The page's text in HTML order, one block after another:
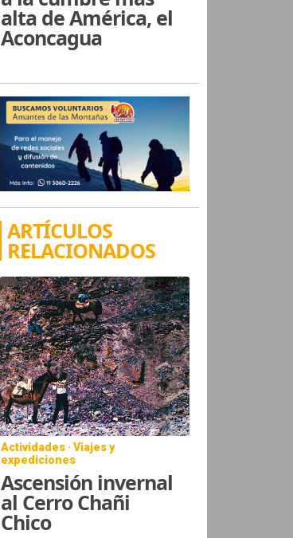
alta de América, el
Aconcagua
ARTÍCULOS
RELACIONADOS
Actividades · Viajes y
expediciones
Ascensión invernal
al Cerro Chañi
Chico